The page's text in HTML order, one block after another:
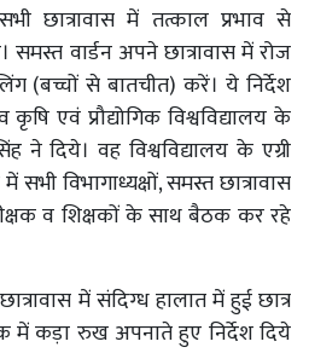
सभी छात्रावास में तत्काल प्रभाव से
समस्त वार्डन अपने छात्रावास में रोज
(बच्चों से बातचीत) करें। ये निर्देश
एवं प्रौद्योगिक विश्वविद्यालय के
ने दिये। वह विश्वविद्यालय के एग्री
विभागाध्यक्षों, समस्त छात्रावास
व शिक्षकों के साथ बैठक कर रहे
में संदिग्ध हालात में हुई छात्र
कड़ा रुख अपनाते हुए निर्देश दिये